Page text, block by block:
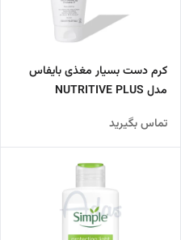
کرم دست بسیار مغذی بایفاس
مدل NUTRITIVE PLUS
تماس بگیرید